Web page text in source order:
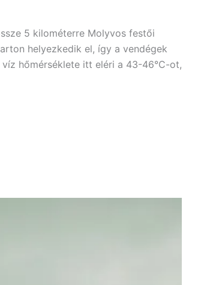
5 kilométerre Molyvos festői
helyezkedik el, így a vendégek
hőmérséklete itt eléri a 43-46°C-ot,